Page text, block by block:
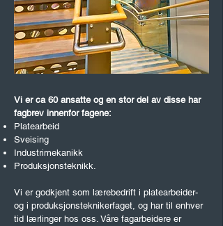
Vi er ca 60 ansatte og en stor del av disse har
fagbrev innenfor fagene:
Platearbeid
Sveising
Industrimekanikk
Produksjonsteknikk.
Vi er godkjent som lærebedrift i platearbeider-
og i produksjonsteknikerfaget, og har til enhver
tid lærlinger hos oss. Våre fagarbeidere er